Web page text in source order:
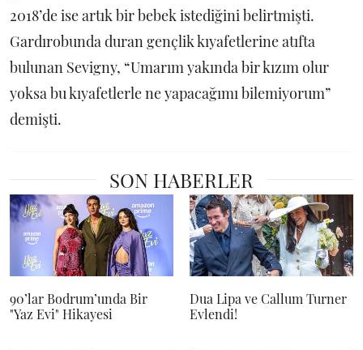
2018’de ise artık bir bebek istediğini belirtmişti.
Gardırobunda duran gençlik kıyafetlerine atıfta
bulunan Sevigny, “Umarım yakında bir kızım olur
yoksa bu kıyafetlerle ne yapacağımı bilemiyorum”
demişti.
SON HABERLER
90’lar Bodrum’unda Bir
"Yaz Evi" Hikayesi
Dua Lipa ve Callum Turner
Evlendi!